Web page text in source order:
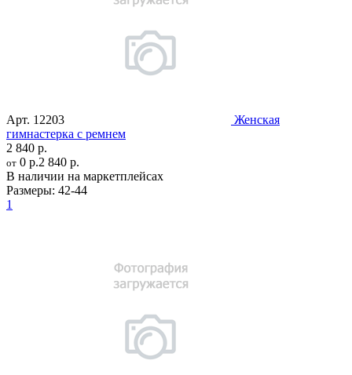
Арт. 12203
Женская
гимнастерка с ремнем
2 840 р.
от 0 р.2 840 р.
В наличии на маркетплейсах
Размеры: 42-44
1